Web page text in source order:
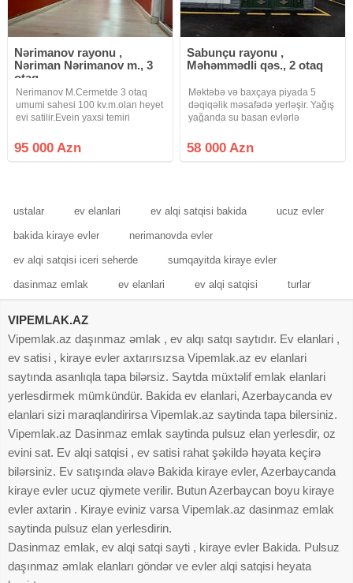
Nərimanov rayonu ,
Nəriman Nərimanov m., 3
otaq
Nerimanov M.Cermetde 3 otaq
umumi sahesi 100 kv.m.olan heyet
evi satilir.Evein yaxsi temiri
sistemi var.Butun infrastrukturlar
yaxinliqda yerlesir.Jek
95 000 Azn
Sabunçu rayonu ,
Məhəmmədli qəs., 2 otaq
Məktəbə və baxçaya piyada 5
dəqiqəlik məsafədə yerləşir. Yağış
yağanda su basan evlərlə
qəsəbənin ən hündür yerində
tikilib və aprel və may ayında
58 000 Azn
ustalar ev elanlari ev alqi satqisi bakida ucuz evler
bakida kiraye evler nerimanovda evler
ev alqi satqisi iceri seherde sumqayitda kiraye evler
dasinmaz emlak ev elanlari ev alqi satqisi turlar
VIPEMLAK.AZ
Vipemlak.az daşınmaz əmlak , ev alqı satqı saytıdır. Ev elanlari ,
ev satisi , kiraye evler axtarırsızsa Vipemlak.az ev elanlari
saytında asanlıqla tapa bilərsiz. Saytda müxtəlif emlak elanlari
yerlesdirmek mümkündür. Bakida ev elanlari, Azerbaycanda ev
elanlari sizi maraqlandirirsa Vipemlak.az saytinda tapa bilersiniz.
Vipemlak.az Dasinmaz emlak saytinda pulsuz elan yerlesdir, oz
evini sat. Ev alqi satqisi , ev satisi rahat şəkildə həyata keçirə
bilərsiniz. Ev satışında əlavə Bakida kiraye evler, Azerbaycanda
kiraye evler ucuz qiymete verilir. Butun Azerbaycan boyu kiraye
evler axtarin . Kiraye eviniz varsa Vipemlak.az dasinmaz emlak
saytinda pulsuz elan yerlesdirin.
Dasinmaz emlak, ev alqi satqi sayti , kiraye evler Bakida. Pulsuz
daşınmaz əmlak elanları göndər ve evler alqi satqisi heyata